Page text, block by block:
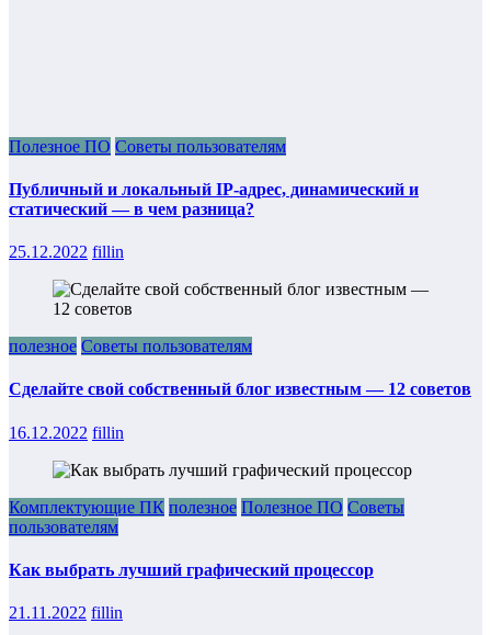
Полезное ПО Советы пользователям
Публичный и локальный IP-адрес, динамический и
статический — в чем разница?
25.12.2022 fillin
полезное Советы пользователям
Сделайте свой собственный блог известным — 12 советов
16.12.2022 fillin
Комплектующие ПК полезное Полезное ПО Советы
пользователям
Как выбрать лучший графический процессор
21.11.2022 fillin